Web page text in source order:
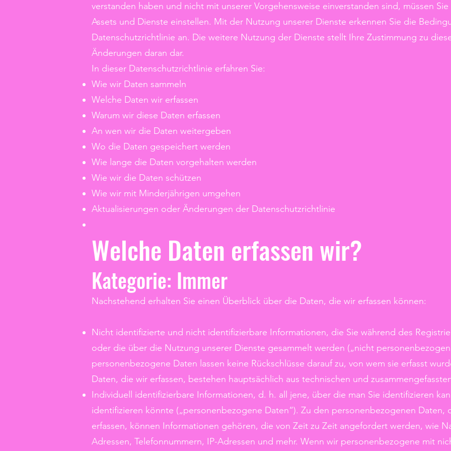
verstanden haben und nicht mit unserer Vorgehensweise einverstanden sind, müssen
Assets und Dienste einstellen. Mit der Nutzung unserer Dienste erkennen Sie die
Datenschutzrichtlinie an. Die weitere Nutzung der Dienste stellt Ihre Zustimmung zu
Änderungen daran dar.
In dieser Datenschutzrichtlinie erfahren Sie:
Wie wir Daten sammeln
Welche Daten wir erfassen
Warum wir diese Daten erfassen
An wen wir die Daten weitergeben
Wo die Daten gespeichert werden
Wie lange die Daten vorgehalten werden
Wie wir die Daten schützen
Wie wir mit Minderjährigen umgehen
Aktualisierungen oder Änderungen der Datenschutzrichtlinie
Welche Daten erfassen wir?
Kategorie: Immer
Nachstehend erhalten Sie einen Überblick über die Daten, die wir erfassen können:
Nicht identifizierte und nicht identifizierbare Informationen, die Sie während des
oder die über die Nutzung unserer Dienste gesammelt werden („nicht
personenbezogene Daten lassen keine Rückschlüsse darauf zu, von wem sie erfasst
Daten, die wir erfassen, bestehen hauptsächlich aus technischen und
Individuell identifizierbare Informationen, d. h. all jene, über die man Sie identifizieren
identifizieren könnte („personenbezogene Daten“). Zu den personenbezogenen Daten,
erfassen, können Informationen gehören, die von Zeit zu Zeit angefordert werden, wie
Adressen, Telefonnummern, IP-Adressen und mehr. Wenn wir personenbezogene mit